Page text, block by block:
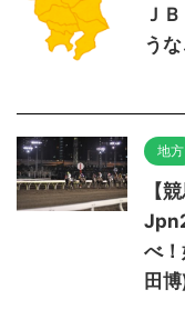
Ｊ
う
地方
【
べ
田